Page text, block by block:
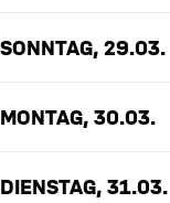
SONNTAG, 29.03.
MONTAG, 30.03.
DIENSTAG, 31.03.